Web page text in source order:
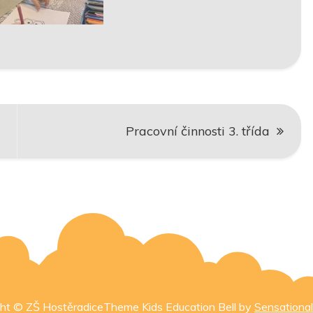
Pracovní činnosti 3. třída
© ZŠ HostěradiceTheme Kids Education Bell by